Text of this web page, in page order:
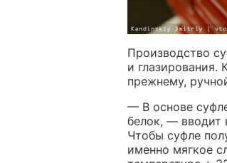
Производство
и глазирования.
прежнему,
— В основе
белок, — вводит
Чтобы суфле
именно мягкое